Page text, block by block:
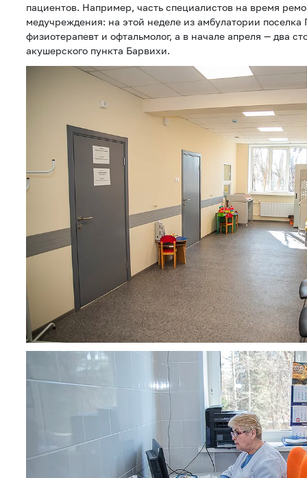
пациентов. Например, часть специалистов на время
медучреждения: на этой неделе из амбулатории поселка
физиотерапевт и офтальмолог, а в начале апреля — два
акушерского пункта Барвихи.